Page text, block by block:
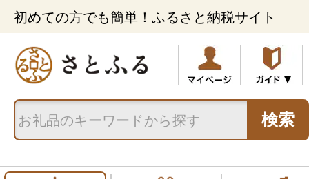
初めての方でも簡単！ふるさと納税サイト
検索